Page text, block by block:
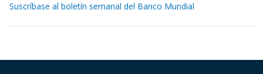
Suscríbase al boletín semanal del Banco Mundial